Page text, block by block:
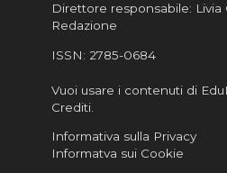
Direttore responsabile: Livia
Redazione
ISSN: 2785-0684
Vuoi usare i contenuti di
Crediti.
Informativa sulla Privacy
Informatva sui Cookie